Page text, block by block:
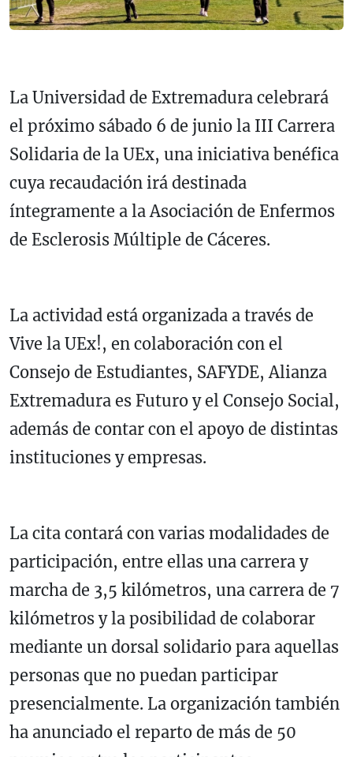
La Universidad de Extremadura celebrará
el próximo sábado 6 de junio la III Carrera
Solidaria de la UEx, una iniciativa benéfica
cuya recaudación irá destinada
íntegramente a la Asociación de Enfermos
de Esclerosis Múltiple de Cáceres.
La actividad está organizada a través de
Vive la UEx!, en colaboración con el
Consejo de Estudiantes, SAFYDE, Alianza
Extremadura es Futuro y el Consejo Social,
además de contar con el apoyo de distintas
instituciones y empresas.
La cita contará con varias modalidades de
participación, entre ellas una carrera y
marcha de 3,5 kilómetros, una carrera de 7
kilómetros y la posibilidad de colaborar
mediante un dorsal solidario para aquellas
personas que no puedan participar
presencialmente. La organización también
ha anunciado el reparto de más de 50